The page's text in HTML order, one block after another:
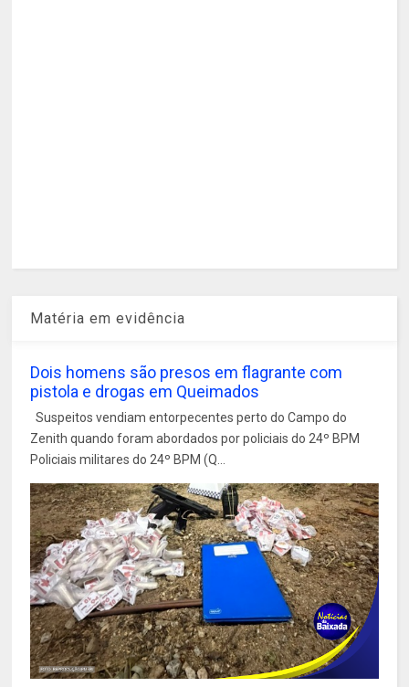
Matéria em evidência
Dois homens são presos em flagrante com
pistola e drogas em Queimados
Suspeitos vendiam entorpecentes perto do Campo do
Zenith quando foram abordados por policiais do 24º BPM
Policiais militares do 24º BPM (Q...